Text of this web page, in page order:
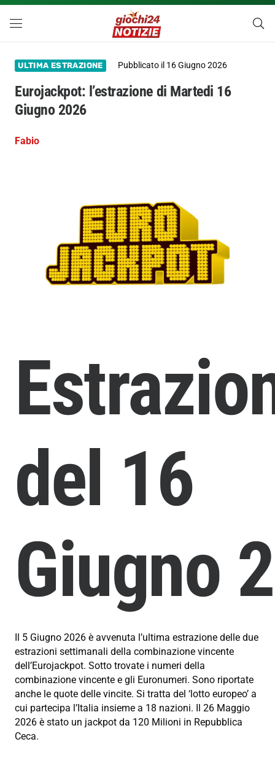
ULTIMA ESTRAZIONE Pubblicato il 16 Giugno 2026
Eurojackpot: l’estrazione di Martedi 16
Giugno 2026
Fabio
del 16
Giugno
Il 5 Giugno 2026 è avvenuta l’ultima estrazione delle due
estrazioni settimanali della combinazione vincente
dell’Eurojackpot. Sotto trovate i numeri della
combinazione vincente e gli Euronumeri. Sono riportate
anche le quote delle vincite. Si tratta del ‘lotto europeo’ a
cui partecipa l’Italia insieme a 18 nazioni. Il 26 Maggio
2026 è stato un jackpot da 120 Milioni in Repubblica
Ceca.